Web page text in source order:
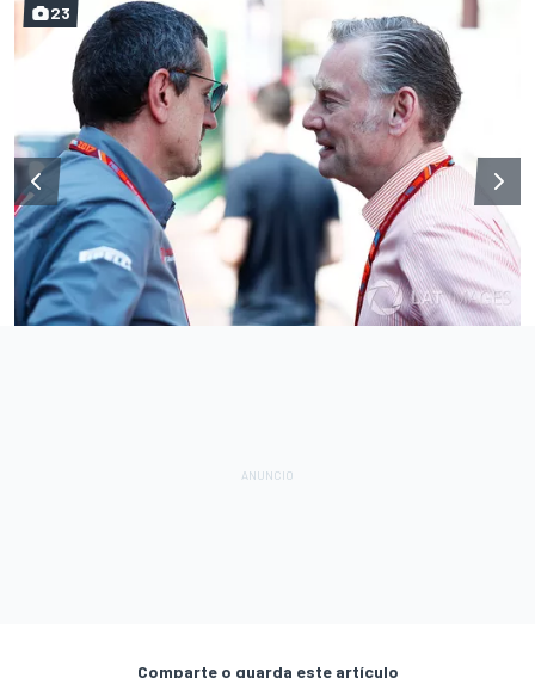
23
Comparte o guarda este artículo